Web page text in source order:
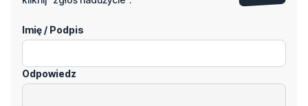
Odpowiedz
Wiadomość